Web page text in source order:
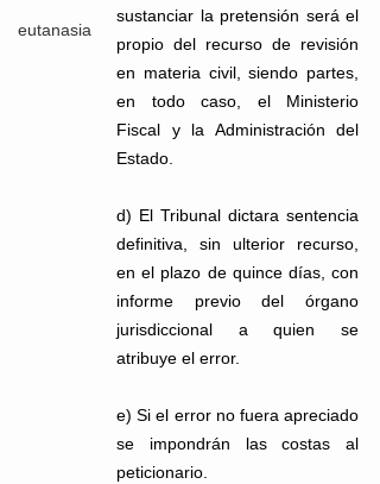
eutanasia
sustanciar la pretensión será el
propio del recurso de revisión
en materia civil, siendo partes,
en todo caso, el Ministerio
Fiscal y la Administración del
Estado.
d) El Tribunal dictara sentencia
definitiva, sin ulterior recurso,
en el plazo de quince días, con
informe previo del órgano
jurisdiccional a quien se
atribuye el error.
e) Si el error no fuera apreciado
se impondrán las costas al
peticionario.